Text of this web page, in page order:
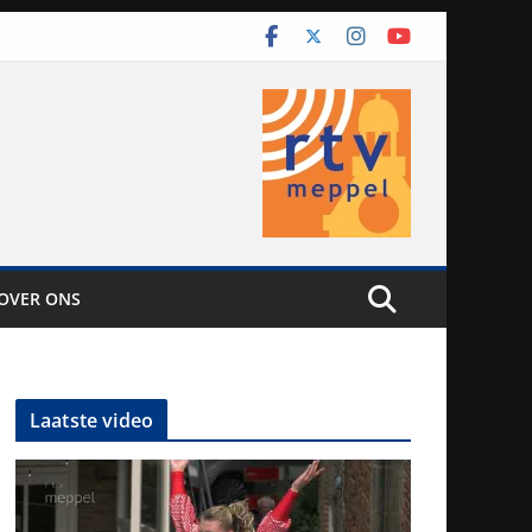
ONS
Laatste video